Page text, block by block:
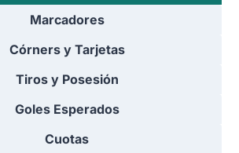
Marcadores
Córners y Tarjetas
Tiros y Posesión
Goles Esperados
Cuotas